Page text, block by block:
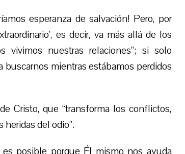
esperanza de salvación! Pero, por
es decir, va más allá de los
vivimos nuestras relaciones”; si solo
mientras estábamos perdidos
Cristo, que “transforma los conflictos,
heridas del odio”.